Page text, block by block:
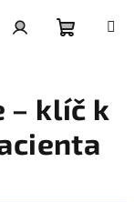
košík
– klíč k